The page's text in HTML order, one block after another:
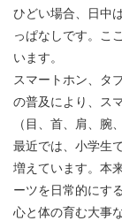
ひどい場合、日中
っぱなしです。こ
います。
スマートホン、タ
の普及により、ス
（目、首、肩、腕
最近では、小学生
増えています。本
ーツを日常的にす
心と体の育む大事